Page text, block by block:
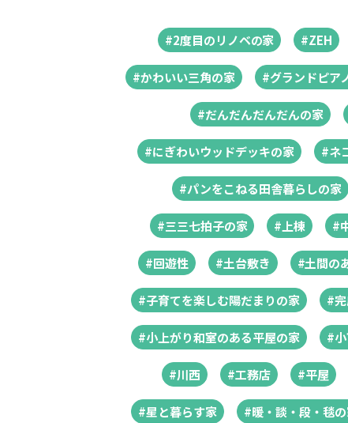
#2度目のリノベの家 #ZEH
#かわいい三角の家 #グランドピア
#だんだんだんだんの家
#にぎわいウッドデッキの家 #ネ
#パンをこねる田舎暮らしの家
#三三七拍子の家 #上棟 #
#回遊性 #土台敷き #土間の
#子育てを楽しむ陽だまりの家 #
#小上がり和室のある平屋の家 #
#川西 #工務店 #平屋
#星と暮らす家 #暖・談・段・毯